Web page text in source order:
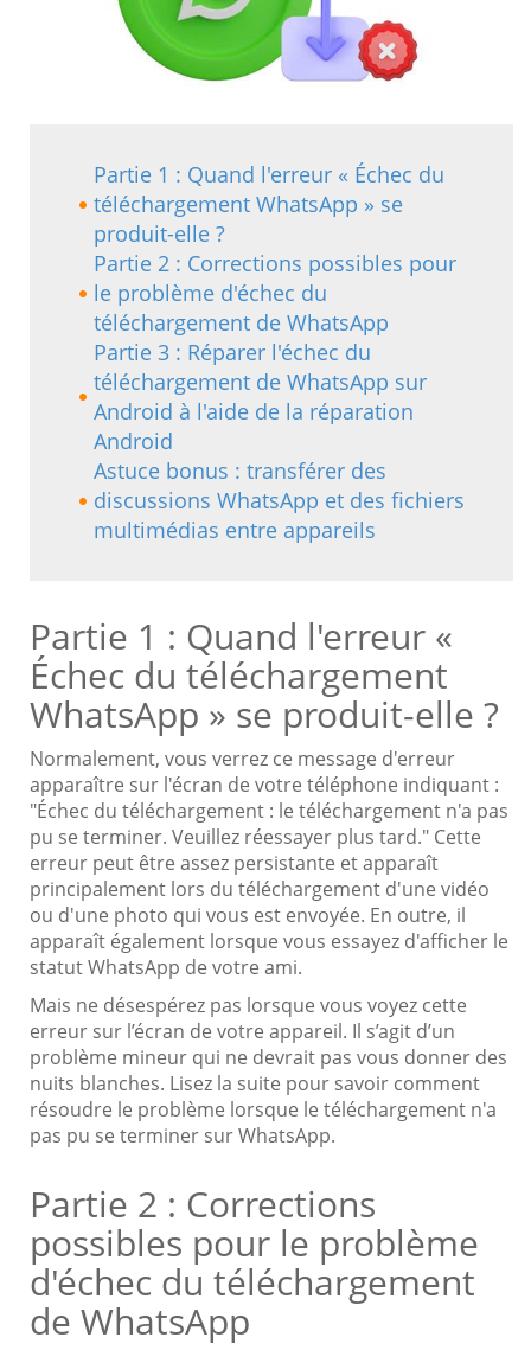
Partie 1 : Quand l'erreur « Échec du
téléchargement WhatsApp » se
produit-elle ?
Partie 2 : Corrections possibles pour
le problème d'échec du
téléchargement de WhatsApp
Partie 3 : Réparer l'échec du
téléchargement de WhatsApp sur
Android à l'aide de la réparation
Android
Astuce bonus : transférer des
discussions WhatsApp et des fichiers
multimédias entre appareils
Partie 1 : Quand l'erreur «
Échec du téléchargement
WhatsApp » se produit-elle ?
Normalement, vous verrez ce message d'erreur
apparaître sur l'écran de votre téléphone indiquant :
"Échec du téléchargement : le téléchargement n'a pas
pu se terminer. Veuillez réessayer plus tard." Cette
erreur peut être assez persistante et apparaît
principalement lors du téléchargement d'une vidéo
ou d'une photo qui vous est envoyée. En outre, il
apparaît également lorsque vous essayez d'afficher le
statut WhatsApp de votre ami.
Mais ne désespérez pas lorsque vous voyez cette
erreur sur l’écran de votre appareil. Il s’agit d’un
problème mineur qui ne devrait pas vous donner des
nuits blanches. Lisez la suite pour savoir comment
résoudre le problème lorsque le téléchargement n'a
pas pu se terminer sur WhatsApp.
Partie 2 : Corrections
possibles pour le problème
d'échec du téléchargement
de WhatsApp